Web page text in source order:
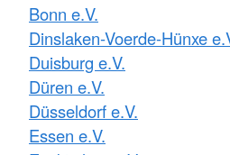
Bonn e.V.
Dinslaken-Voerde-Hünxe
Duisburg e.V.
Düren e.V.
Düsseldorf e.V.
Essen e.V.